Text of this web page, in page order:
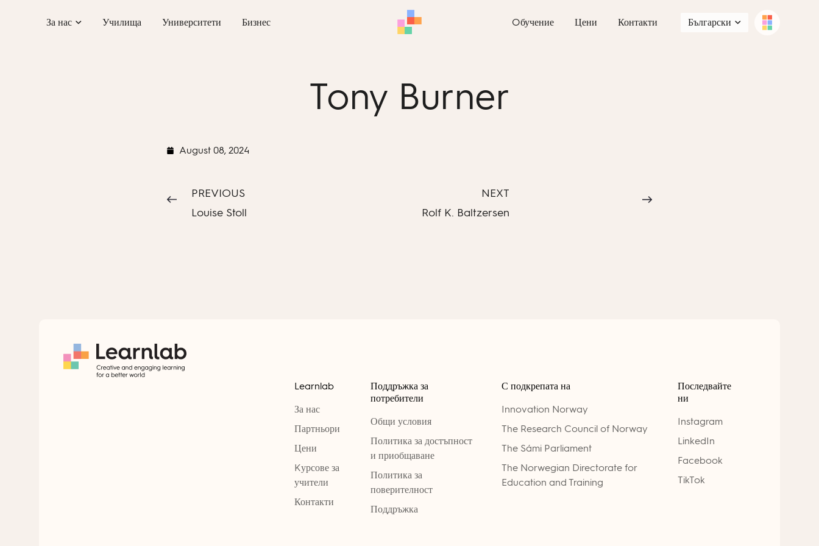
За нас Училища Университети Бизнес Oбучение Цени Контакти Български
Tony Burner
August 08, 2024
PREVIOUS
Louise Stoll
NEXT
Rolf K. Baltzersen
Learnlab
За нас
Партньори
Цени
Kурсове за
учители
Контакти
Поддръжка за
потребители
Общи условия
Политика за достъпност
и приобщаване
Политика за
поверителност
Поддръжка
С подкрепата на
Innovation Norway
The Research Council of Norway
The Sámi Parliament
The Norwegian Directorate for
Education and Training
Последвайте
ни
Instagram
LinkedIn
Facebook
TikTok